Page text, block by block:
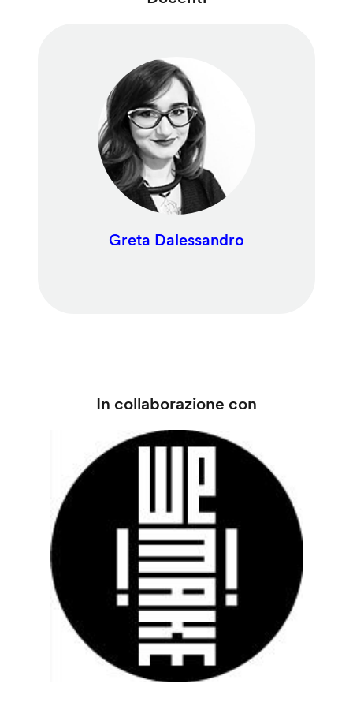
Greta Dalessandro
In collaborazione con